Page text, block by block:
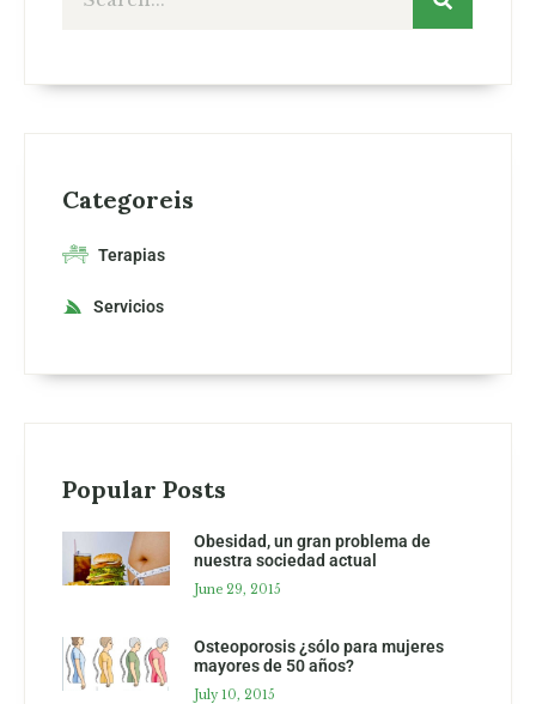
Categoreis
Terapias
Servicios
Popular Posts
Obesidad, un gran problema de
nuestra sociedad actual
June 29, 2015
Osteoporosis ¿sólo para mujeres
mayores de 50 años?
July 10, 2015